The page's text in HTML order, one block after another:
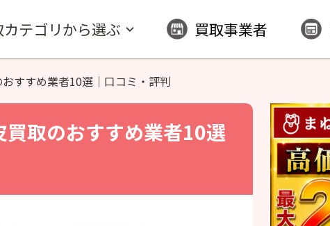
カテゴリから選ぶ 買取事業者
おすすめ業者10選｜口コミ・評判
買取のおすすめ業者10選